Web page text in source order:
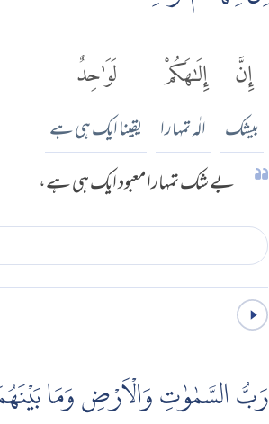
إِنَّ
بیشک
إِلَٰهَكُمْ
الٰہ تمہارا
لَوَٰحِدٌ
یقینا ایک ہی ہے
بے شک تمہارا معبود ایک ہی ہے،
رَبُّ السَّمٰوٰتِ وَالْاَرْضِ وَمَا